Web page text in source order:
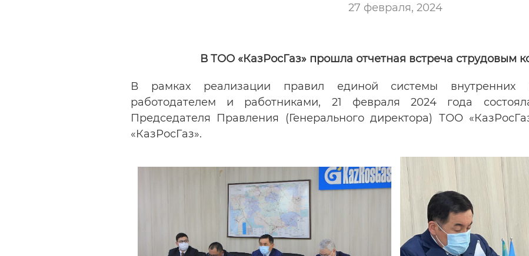
27 февраля, 2024
В ТОО «КазРосГаз» прошла отчетная встреча струдовым
В рамках реализации правил единой системы внутренних
работодателем и работниками, 21 февраля 2024 года
Председателя Правления (Генерального директора) ТОО
«КазРосГаз».